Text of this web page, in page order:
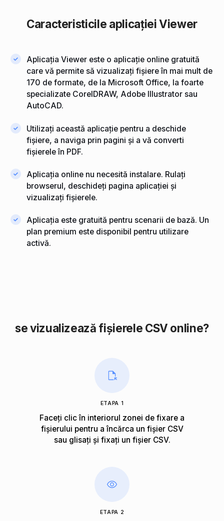
Caracteristicile aplicației Viewer
Aplicația Viewer este o aplicație online gratuită
care vă permite să vizualizați fișiere în mai mult de
170 de formate, de la Microsoft Office, la foarte
specializate CorelDRAW, Adobe Illustrator sau
AutoCAD.
Utilizați această aplicație pentru a deschide
fișiere, a naviga prin pagini și a vă converti
fișierele în PDF.
Aplicația online nu necesită instalare. Rulați
browserul, deschideți pagina aplicației și
vizualizați fișierele.
Aplicația este gratuită pentru scenarii de bază. Un
plan premium este disponibil pentru utilizare
activă.
se vizualizează fișierele CSV online?
ETAPA 1
Faceți clic în interiorul zonei de fixare a
fișierului pentru a încărca un fișier CSV
sau glisați și fixați un fișier CSV.
ETAPA 2